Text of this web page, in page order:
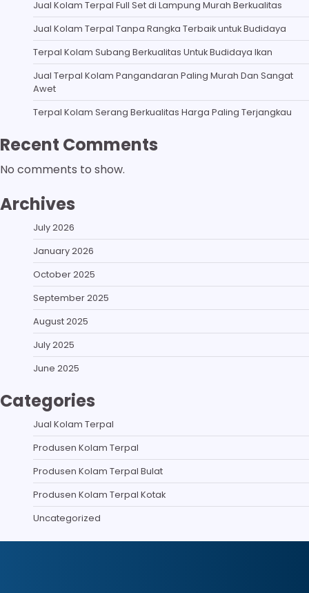
Jual Kolam Terpal Full Set di Lampung Murah Berkualitas
Jual Kolam Terpal Tanpa Rangka Terbaik untuk Budidaya
Terpal Kolam Subang Berkualitas Untuk Budidaya Ikan
Jual Terpal Kolam Pangandaran Paling Murah Dan Sangat
Awet
Terpal Kolam Serang Berkualitas Harga Paling Terjangkau
Recent Comments
No comments to show.
Archives
July 2026
January 2026
October 2025
September 2025
August 2025
July 2025
June 2025
Categories
Jual Kolam Terpal
Produsen Kolam Terpal
Produsen Kolam Terpal Bulat
Produsen Kolam Terpal Kotak
Uncategorized